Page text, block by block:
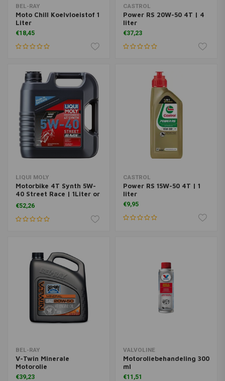
BEL-RAY
Moto Chill Koelvloeistof 1
Liter
€18,45
CASTROL
Power RS 20W-50 4T | 4
liter
€37,23
LIQUI MOLY
Motorbike 4T Synth 5W-
40 Street Race | 1Liter or
4 Liters
€52,26
CASTROL
Power RS 15W-50 4T | 1
liter
€9,95
BEL-RAY
V-Twin Minerale
Motorolie
€39,23
VALVOLINE
Motoroliebehandeling 300
ml
€11,51